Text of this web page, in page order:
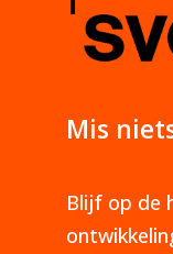
Mis
Blijf op de